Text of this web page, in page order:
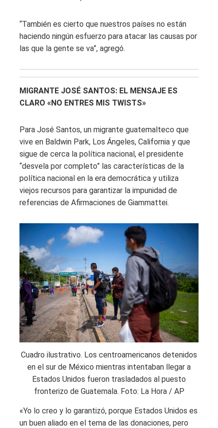
“También es cierto que nuestros países no están
haciendo ningún esfuerzo para atacar las causas por
las que la gente se va”, agregó.
MIGRANTE JOSÉ SANTOS: EL MENSAJE ES
CLARO «NO ENTRES MIS TWISTS»
Para José Santos, un migrante guatemalteco que
vive en Baldwin Park, Los Ángeles, California y que
sigue de cerca la política nacional, el presidente
“desvela por completo” las características de la
política nacional en la era democrática y utiliza
viejos recursos para garantizar la impunidad de
referencias de Afirmaciones de Giammattei.
Cuadro ilustrativo. Los centroamericanos detenidos
en el sur de México mientras intentaban llegar a
Estados Unidos fueron trasladados al puesto
fronterizo de Guatemala. Foto: La Hora / AP
«Yo lo creo y lo garantizó, porque Estados Unidos es
un buen aliado en el tema de las donaciones, pero